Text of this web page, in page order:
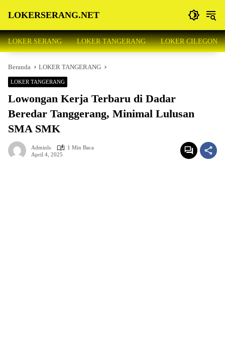
LOKERSERANG.NET
Lowongan
Kerja
dan
Sekitarnya
LOKER SERANG LOKER TANGERANG LOKER CILEGON
Beranda LOKER TANGERANG
LOKER TANGERANG
Lowongan Kerja Terbaru di Dadar
Beredar Tanggerang, Minimal Lulusan
SMA SMK
Adminls
1 Min Baca
April 4, 2025